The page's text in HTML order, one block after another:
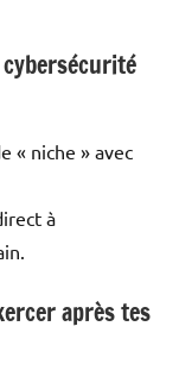
« niche » avec
à
après tes